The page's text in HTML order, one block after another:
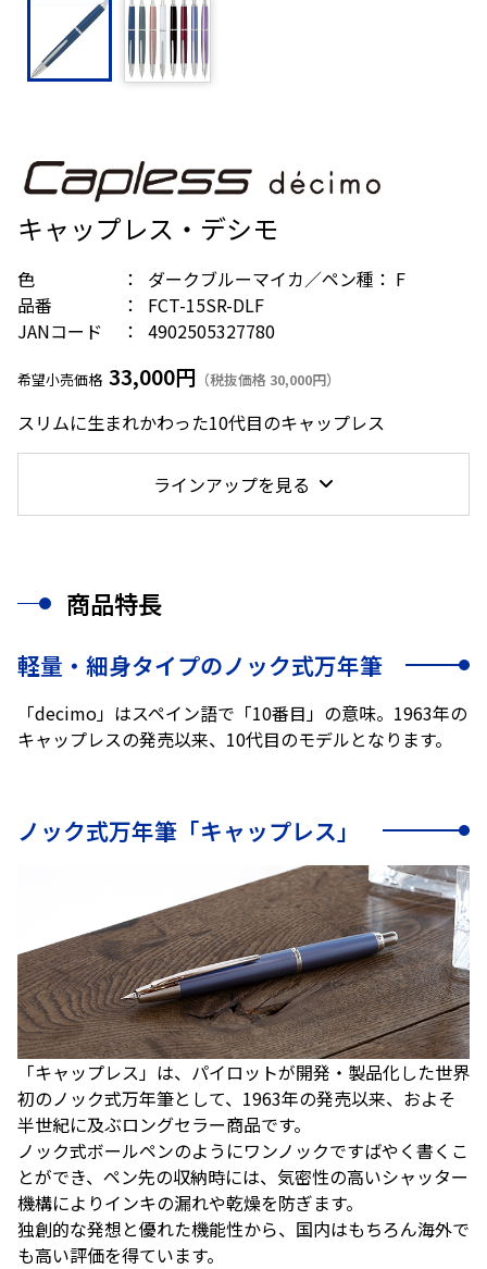
キャップレス・デシモ
色
ダークブルーマイカ／ペン種： F
品番
FCT-15SR-DLF
JANコード
4902505327780
希望小売価格 33,000円 （税抜価格 30,000円）
スリムに生まれかわった10代目のキャップレス
ラインアップを見る
商品特長
軽量・細身タイプのノック式万年筆
「decimo」はスペイン語で「10番目」の意味。1963年の
キャップレスの発売以来、10代目のモデルとなります。
ノック式万年筆「キャップレス」
「キャップレス」は、パイロットが開発・製品化した世界
初のノック式万年筆として、1963年の発売以来、およそ
半世紀に及ぶロングセラー商品です。
ノック式ボールペンのようにワンノックですばやく書くこ
とができ、ペン先の収納時には、気密性の高いシャッター
機構によりインキの漏れや乾燥を防ぎます。
独創的な発想と優れた機能性から、国内はもちろん海外で
も高い評価を得ています。